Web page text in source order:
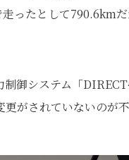
ったとして790.6km
御システム「
がされていないのが不